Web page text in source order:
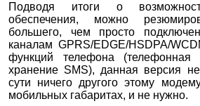
Подводя итоги о
обеспечения, можно
большего, чем просто
каналам GPRS/EDGE/HSDPA/
функций телефона (телефонная
хранение SMS), данная версия
сути ничего другого этому
мобильных габаритах, и не нужно.